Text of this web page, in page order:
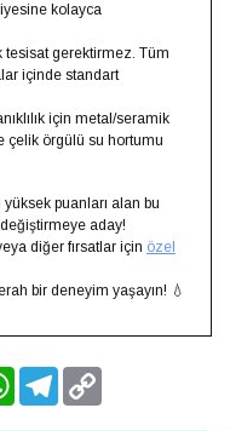
kolayca
tesisat gerektirmez. Tüm
içinde standart
için metal/seramik
çelik örgülü su hortumu
puanları alan bu
aday!
diğer fırsatlar için özel
bir deneyim yaşayın! 💧
WhatsAppTelegram